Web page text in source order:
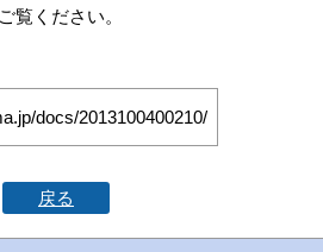
覧ください。
docs/2013100400210/
戻る